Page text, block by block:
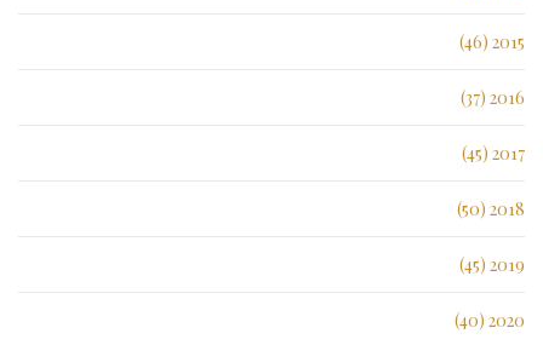
2015 (46)
2016 (37)
2017 (45)
2018 (50)
2019 (45)
2020 (40)